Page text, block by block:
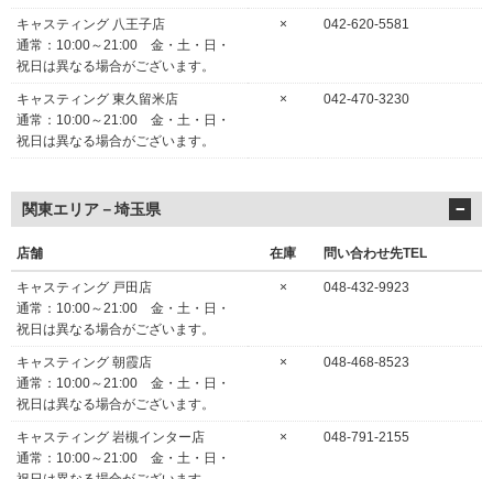
キャスティング 八王子店
通常：10:00～21:00 金・土・日・
祝日は異なる場合がございます。
× 042-620-5581
キャスティング 東久留米店
通常：10:00～21:00 金・土・日・
祝日は異なる場合がございます。
× 042-470-3230
関東エリア－埼玉県
店舗 在庫 問い合わせ先TEL
キャスティング 戸田店
通常：10:00～21:00 金・土・日・
祝日は異なる場合がございます。
× 048-432-9923
キャスティング 朝霞店
通常：10:00～21:00 金・土・日・
祝日は異なる場合がございます。
× 048-468-8523
キャスティング 岩槻インター店
通常：10:00～21:00 金・土・日・
× 048-791-2155